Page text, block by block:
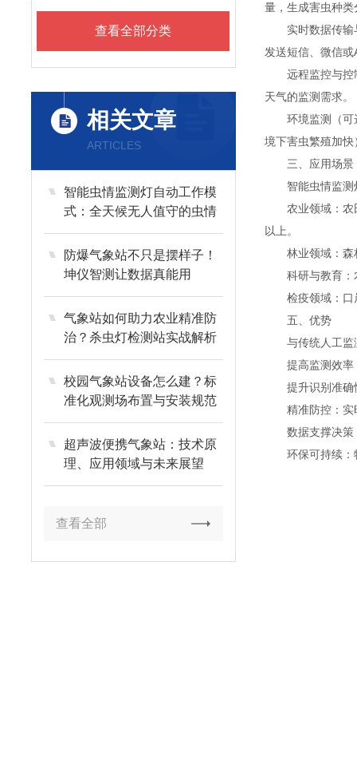
查看全部分类
相关文章
ARTICLES
智能虫情监测灯自动工作模
式：全天候无人值守的虫情
管家
防爆气象站不只是摆样子！
坤仪智测让数据真能用
气象站如何助力农业精准防
治？杀虫灯检测站实战解析
校园气象站设备怎么建？标
准化观测场布置与安装规范
详解
超声波便携气象站：技术原
理、应用领域与未来展望
查看全部
量，生成害虫种
实时数据传输与
发送短信、微信
远程监控与控制
天气的监测需求。
环境监测（可选
境下害虫繁殖加
三、应用场景
智能虫情监测
农业领域：农田
以上。
林业领域：森林
科研与教育：农
检疫领域：口岸
五、优势
与传统人工监
提高监测效率：
提升识别准确性
精准防控：实时
数据支撑决策：
环保可持续：物